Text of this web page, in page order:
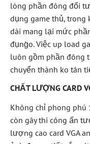
lòng phần đông đối
dụng game thủ, trong
dài mang lại mức
đụng̀o. Việc up load
luôn gồm phần đông
chuyển thành ko tân
CHẤT LƯỢNG CARD
Không chỉ phong phú
còn gây thi công ấn
lượng cao card VGA